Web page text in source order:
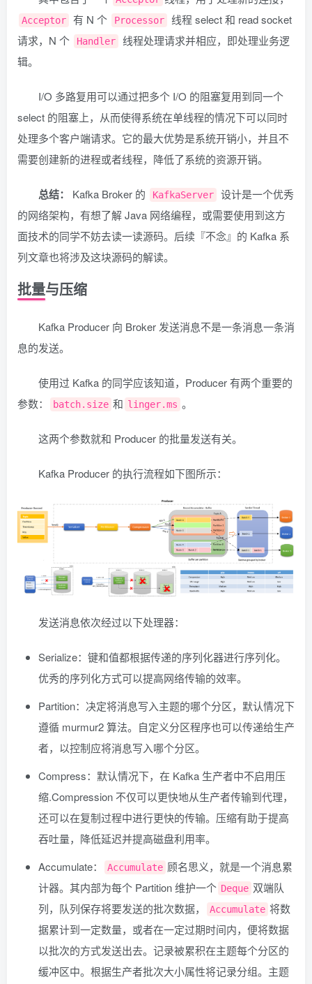
Acceptor 有 N 个 Processor
线程 select 和 read socket
请求，N 个
Handler
线程处理请求并相应，即处理业务逻
辑。
I/O 多路复用可以通过把多个 I/O 的阻塞复用到同一个
select 的阻塞上，从而使得系统在单线程的情况下可以同时
处理多个客户端请求。它的最大优势是系统开销小，并且不
需要创建新的进程或者线程，降低了系统的资源开销。
总结： Kafka Broker 的 KafkaServer
设计是一个优秀
的网络架构，有想了解 Java 网络编程，或需要使用到这方
面技术的同学不妨去读一读源码。后续『不念』的 Kafka 系
列文章也将涉及这块源码的解读。
批量与压缩
Kafka Producer 向 Broker 发送消息不是一条消息一条消
息的发送。
使用过 Kafka 的同学应该知道，Producer 有两个重要的
参数：
batch.size 和 linger.ms 。
这两个参数就和 Producer 的批量发送有关。
Kafka Producer 的执行流程如下图所示：
发送消息依次经过以下处理器：
Serialize：键和值都根据传递的序列化器进行序列化。
优秀的序列化方式可以提高网络传输的效率。
Partition：决定将消息写入主题的哪个分区，默认情况下
遵循 murmur2 算法。自定义分区程序也可以传递给生产
者，以控制应将消息写入哪个分区。
Compress：默认情况下，在 Kafka 生产者中不启用压
缩.Compression 不仅可以更快地从生产者传输到代理，
还可以在复制过程中进行更快的传输。压缩有助于提高
吞吐量，降低延迟并提高磁盘利用率。
Accumulate：
Accumulate 顾名思义，就是一个消息累
计器。其内部为每个 Partition 维护一个 Deque 双端队
列，队列保存将要发送的批次数据，
Accumulate 将数
据累计到一定数量，或者在一定过期时间内，便将数据
以批次的方式发送出去。记录被累积在主题每个分区的
缓冲区中。根据生产者批次大小属性将记录分组。主题